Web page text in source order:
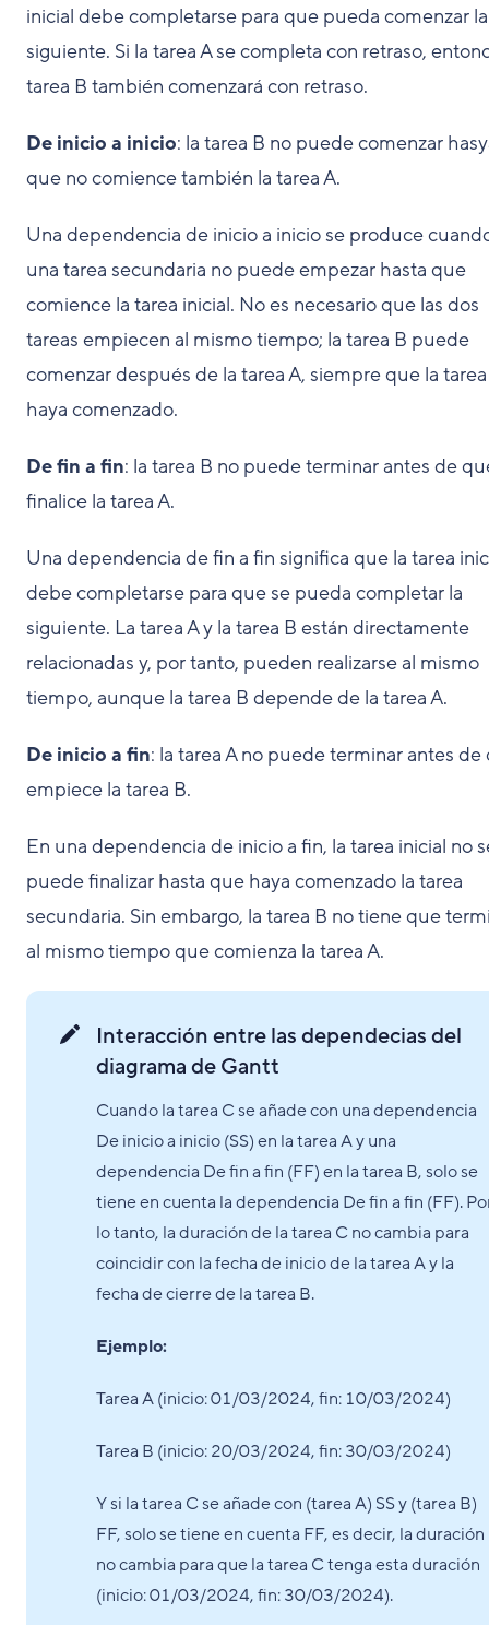
inicial debe completarse para que pueda comenzar la
siguiente. Si la tarea A se completa con retraso,
tarea B también comenzará con retraso.
De inicio a inicio: la tarea B no puede comenzar
que no comience también la tarea A.
Una dependencia de inicio a inicio se produce
una tarea secundaria no puede empezar hasta que
comience la tarea inicial. No es necesario que las dos
tareas empiecen al mismo tiempo; la tarea B puede
comenzar después de la tarea A, siempre que la tarea
haya comenzado.
De fin a fin: la tarea B no puede terminar antes de
finalice la tarea A.
Una dependencia de fin a fin significa que la tarea
debe completarse para que se pueda completar la
siguiente. La tarea A y la tarea B están directamente
relacionadas y, por tanto, pueden realizarse al mismo
tiempo, aunque la tarea B depende de la tarea A.
De inicio a fin: la tarea A no puede terminar antes de
empiece la tarea B.
En una dependencia de inicio a fin, la tarea inicial no
puede finalizar hasta que haya comenzado la tarea
secundaria. Sin embargo, la tarea B no tiene que
al mismo tiempo que comienza la tarea A.
Interacción entre las dependecias del
diagrama de Gantt
Cuando la tarea C se añade con una dependencia
De inicio a inicio (SS) en la tarea A y una
dependencia De fin a fin (FF) en la tarea B, solo se
tiene en cuenta la dependencia De fin a fin (FF).
lo tanto, la duración de la tarea C no cambia para
coincidir con la fecha de inicio de la tarea A y la
fecha de cierre de la tarea B.
Ejemplo:
Tarea A (inicio: 01/03/2024, fin: 10/03/2024)
Tarea B (inicio: 20/03/2024, fin: 30/03/2024)
Y si la tarea C se añade con (tarea A) SS y (tarea B)
FF, solo se tiene en cuenta FF, es decir, la duración
no cambia para que la tarea C tenga esta duración
(inicio: 01/03/2024, fin: 30/03/2024).